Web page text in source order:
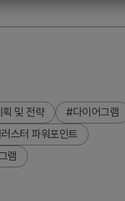
및 전략 #다이어그램
스터 파워포인트
램